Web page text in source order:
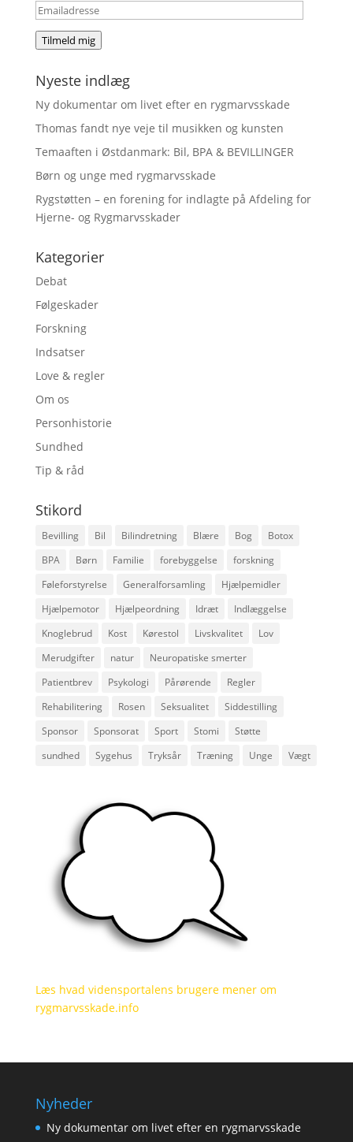
Emailadresse
Tilmeld mig
Nyeste indlæg
Ny dokumentar om livet efter en rygmarvsskade
Thomas fandt nye veje til musikken og kunsten
Temaaften i Østdanmark: Bil, BPA & BEVILLINGER
Børn og unge med rygmarvsskade
Rygstøtten – en forening for indlagte på Afdeling for
Hjerne- og Rygmarvsskader
Kategorier
Debat
Følgeskader
Forskning
Indsatser
Love & regler
Om os
Personhistorie
Sundhed
Tip & råd
Stikord
Bevilling Bil Bilindretning Blære Bog
Botox
BPA
Børn Familie forebyggelse
forskning
Føleforstyrelse
Generalforsamling
Hjælpemidler
Hjælpemotor
Hjælpeordning Idræt
Indlæggelse
Knoglebrud
Kost Kørestol Livskvalitet
Lov
Merudgifter
natur
Neuropatiske smerter
Patientbrev
Psykologi Pårørende
Regler
Rehabilitering
Rosen Seksualitet
Siddestilling
Sponsor
Sponsorat Sport Stomi
Støtte
sundhed
Sygehus Tryksår Træning Unge Vægt
Læs hvad vidensportalens brugere mener om
rygmarvsskade.info
Nyheder
Ny dokumentar om livet efter en rygmarvsskade